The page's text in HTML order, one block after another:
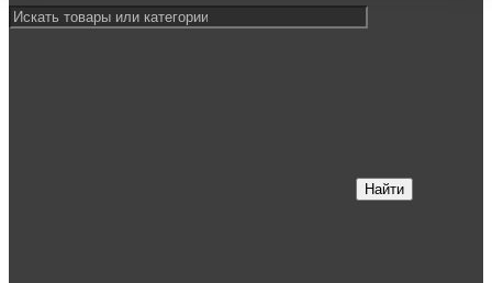
Найти